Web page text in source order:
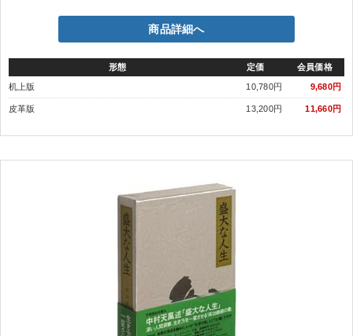
商品詳細へ
形態 定価 会員価格
机上版 10,780円 9,680円
皮革版 13,200円 11,660円